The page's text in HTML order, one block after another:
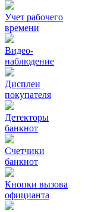
Учет рабочего
времени
Видео‑
наблюдение
Дисплеи
покупателя
Детекторы
банкнот
Счетчики
банкнот
Кнопки вызова
официанта